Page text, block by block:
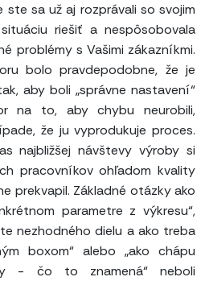
sa už aj rozprávali so svojim
riešiť a nespôsobovala
problémy s Vašimi zákazníkmi.
bolo pravdepodobne, že je
aby boli „správne nastavení“
na to, aby chybu neurobili,
že ju vyprodukuje proces.
najbližšej návštevy výroby si
pracovníkov ohľadom kvality
prekvapil. Základné otázky ako
parametre z výkresu“,
nezhodného dielu a ako treba
boxom“ alebo „ako chápu
- čo to znamená“ neboli